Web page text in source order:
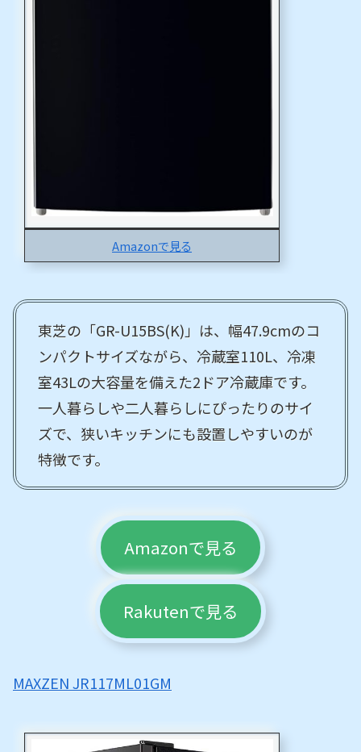
Amazonで見る
東芝の「GR-U15BS(K)」は、幅47.9cmのコ
ンパクトサイズながら、冷蔵室110L、冷凍
室43Lの大容量を備えた2ドア冷蔵庫です。
一人暮らしや二人暮らしにぴったりのサイ
ズで、狭いキッチンにも設置しやすいのが
特徴です。
Amazonで見る
Rakutenで見る
MAXZEN JR117ML01GM